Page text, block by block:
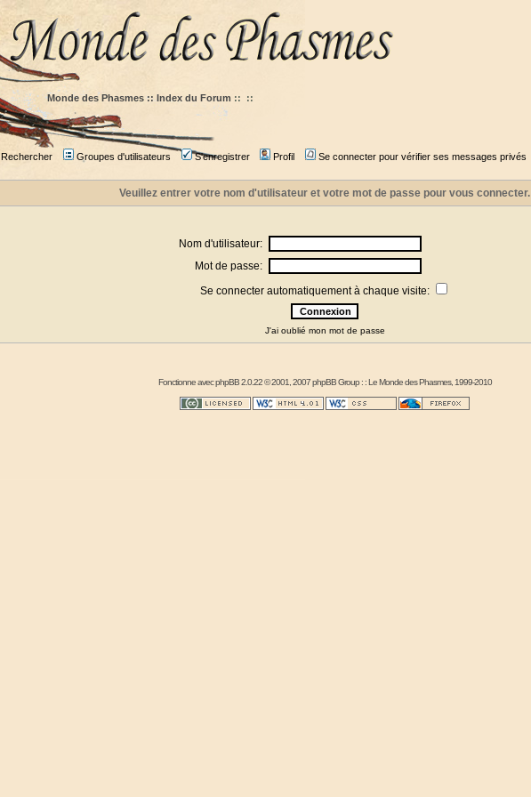
Monde des Phasmes :: Index du Forum :: ::
Rechercher Groupes d'utilisateurs S'enregistrer Profil Se connecter pour vérifier ses messages privés
Veuillez entrer votre nom d'utilisateur et votre mot de passe pour vous connecter.
Nom d'utilisateur:
Mot de passe:
Se connecter automatiquement à chaque visite:
J'ai oublié mon mot de passe
Fonctionne avecphpBB2.0.22 © 2001, 2007 phpBB Group : :Le Monde des Phasmes, 1999-2010